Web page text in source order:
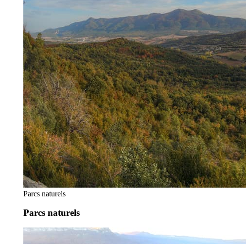
Parcs naturels
Parcs naturels